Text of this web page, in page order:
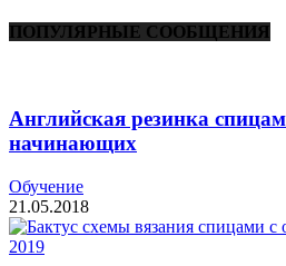
ПОПУЛЯРНЫЕ СООБЩЕНИЯ
Английская резинка
начинающих
Обучение
21.05.2018